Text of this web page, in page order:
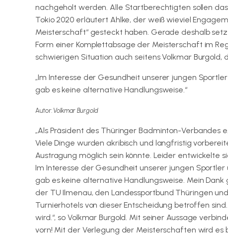
nachgeholt werden. Alle Startberechtigten sollen
Tokio 2020 erläutert Ahlke, der weiß wieviel
Meisterschaft“ gesteckt haben. Gerade deshalb
Form einer Komplettabsage der Meisterschaft im
schwierigen Situation auch seitens Volkmar
„Im Interesse der Gesundheit unserer jungen
gab es keine alternative Handlungsweise.“
Autor: Volkmar Burgold
„Als Präsident des Thüringer Badminton-Verbandes
Viele Dinge wurden akribisch und langfristig
Austragung möglich sein könnte. Leider entwickelte
Im Interesse der Gesundheit unserer jungen
gab es keine alternative Handlungsweise. Mein
der TU Ilmenau, den Landessportbund Thüringen
Turnierhotels von dieser Entscheidung betroffen
wird.“, so Volkmar Burgold. Mit seiner Aussage
vorn! Mit der Verlegung der Meisterschaften wird es